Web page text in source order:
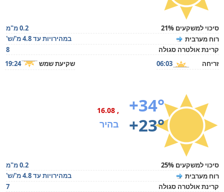
סיכוי למשקעים 21%
0.2 מ"מ
רוח מערבית
במהירויות עד 4.8 מ'/ש'
קרינת אולטרה סגולה
8
זריחה
06:03 שקיעת שמש 19:24
+34°
+23°
, 16.08
בהיר
סיכוי למשקעים 25%
0.2 מ"מ
רוח מערבית
במהירויות עד 4.8 מ'/ש'
קרינת אולטרה סגולה
7